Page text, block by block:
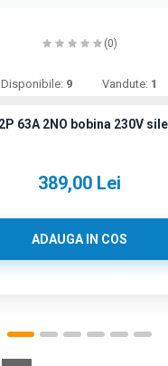
(0)
389,00 Lei
Disponibile: 9 Vandute: 1
ADAUGA IN COS